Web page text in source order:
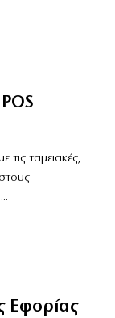
τις ταμειακές,
Εφορίας